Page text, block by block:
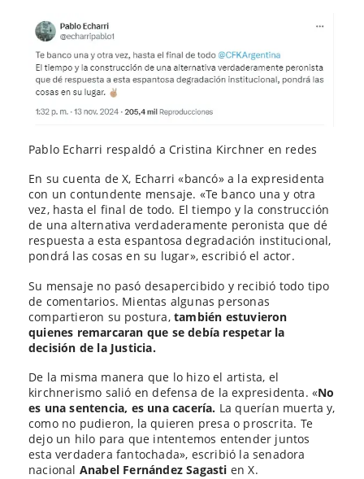
Pablo Echarri respaldó a Cristina Kirchner en redes
En su cuenta de X, Echarri «bancó» a la expresidenta
con un contundente mensaje. «Te banco una y otra
vez, hasta el final de todo. El tiempo y la construcción
de una alternativa verdaderamente peronista que dé
respuesta a esta espantosa degradación institucional,
pondrá las cosas en su lugar», escribió el actor.
Su mensaje no pasó desapercibido y recibió todo tipo
de comentarios. Mientas algunas personas
compartieron su postura, también estuvieron
quienes remarcaran que se debía respetar la
decisión de la Justicia.
De la misma manera que lo hizo el artista, el
kirchnerismo salió en defensa de la expresidenta. «No
es una sentencia, es una cacería. La querían muerta y,
como no pudieron, la quieren presa o proscrita. Te
dejo un hilo para que intentemos entender juntos
esta verdadera fantochada», escribió la senadora
nacional Anabel Fernández Sagasti en X.